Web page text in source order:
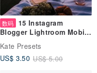
数码
15 Instagram
Blogger Lightroom Mobile
& Desktop Presets
Kate Presets
US$ 3.50 US$ 5.00